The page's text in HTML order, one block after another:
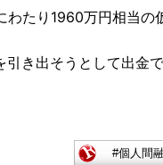
たり1960万円相当の
き出そうとして出金